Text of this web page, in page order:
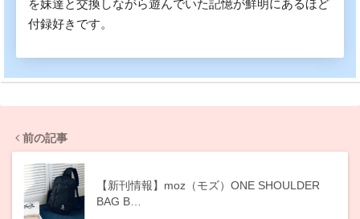
を妹達と交換しながら遊んでいた記憶が鮮明にあるほど
付録好きです。
前の記事
【新刊情報】moz（モズ）ONE SHOULDER
BAG B…